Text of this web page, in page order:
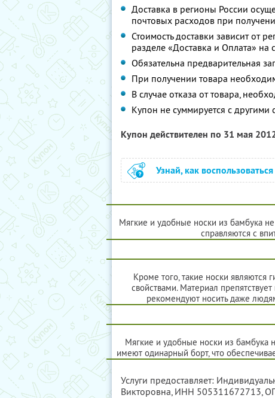
Доставка в регионы России
почтовых расходов при
Стоимость доставки зависит от
разделе «Доставка и Оплата» на
Обязательна предварительная
При получении товара
В случае отказа от товара,
Купон не суммируется с другими
Купон действителен по 31 мая
Узнай, как
Мягкие и удобные носки из бамбука
справляются с
Кроме того, такие носки
свойствами. Материал
рекомендуют носить даже
Мягкие и удобные носки из бамбука
имеют одинарный борт, что
Услуги предоставляет:
Викторовна, ИНН 505311672713,